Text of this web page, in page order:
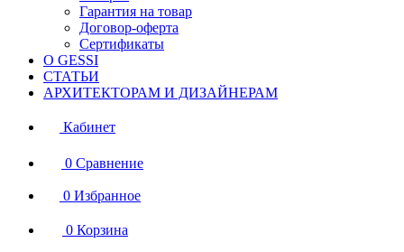
Гарантия на товар
Договор-оферта
Сертификаты
О GESSI
СТАТЬИ
АРХИТЕКТОРАМ И ДИЗАЙНЕРАМ
Кабинет
0 Сравнение
0 Избранное
0 Корзина